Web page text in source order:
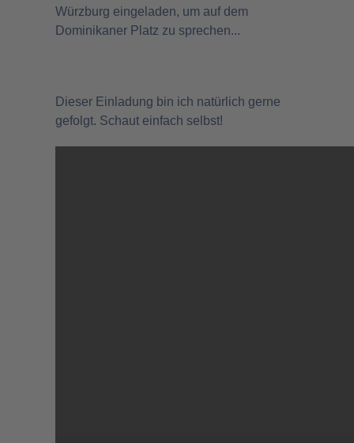
Würzburg eingeladen, um auf dem
Dominikaner Platz zu sprechen...
Dieser Einladung bin ich natürlich gerne
gefolgt. Schaut einfach selbst!